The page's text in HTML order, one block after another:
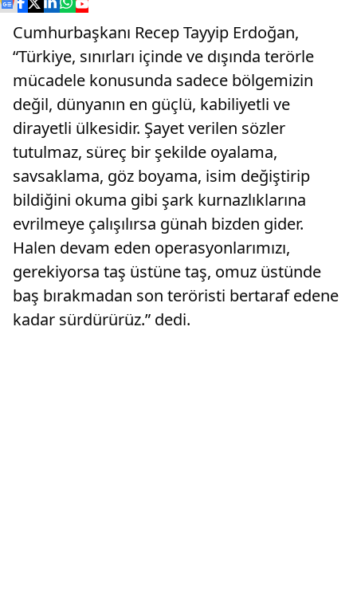
Cumhurbaşkanı Recep Tayyip Erdoğan,
“Türkiye, sınırları içinde ve dışında terörle
mücadele konusunda sadece bölgemizin
değil, dünyanın en güçlü, kabiliyetli ve
dirayetli ülkesidir. Şayet verilen sözler
tutulmaz, süreç bir şekilde oyalama,
savsaklama, göz boyama, isim değiştirip
bildiğini okuma gibi şark kurnazlıklarına
evrilmeye çalışılırsa günah bizden gider.
Halen devam eden operasyonlarımızı,
gerekiyorsa taş üstüne taş, omuz üstünde
baş bırakmadan son teröristi bertaraf edene
kadar sürdürürüz.” dedi.